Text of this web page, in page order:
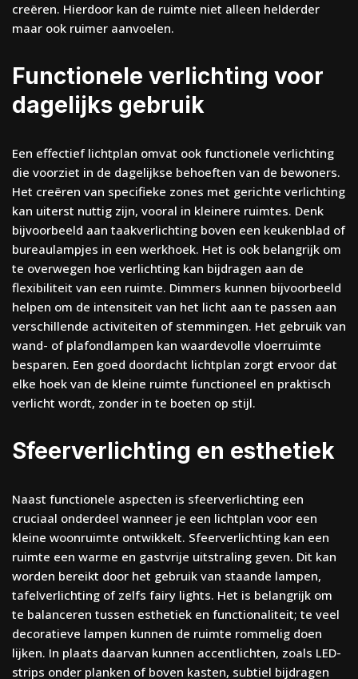
creëren. Hierdoor kan de ruimte niet alleen helderder
maar ook ruimer aanvoelen.
Functionele verlichting voor
dagelijks gebruik
Een effectief lichtplan omvat ook functionele verlichting
die voorziet in de dagelijkse behoeften van de bewoners.
Het creëren van specifieke zones met gerichte verlichting
kan uiterst nuttig zijn, vooral in kleinere ruimtes. Denk
bijvoorbeeld aan taakverlichting boven een keukenblad of
bureaulampjes in een werkhoek. Het is ook belangrijk om
te overwegen hoe verlichting kan bijdragen aan de
flexibiliteit van een ruimte. Dimmers kunnen bijvoorbeeld
helpen om de intensiteit van het licht aan te passen aan
verschillende activiteiten of stemmingen. Het gebruik van
wand- of plafondlampen kan waardevolle vloerruimte
besparen. Een goed doordacht lichtplan zorgt ervoor dat
elke hoek van de kleine ruimte functioneel en praktisch
verlicht wordt, zonder in te boeten op stijl.
Sfeerverlichting en esthetiek
Naast functionele aspecten is sfeerverlichting een
cruciaal onderdeel wanneer je een lichtplan voor een
kleine woonruimte ontwikkelt. Sfeerverlichting kan een
ruimte een warme en gastvrije uitstraling geven. Dit kan
worden bereikt door het gebruik van staande lampen,
tafelverlichting of zelfs fairy lights. Het is belangrijk om
te balanceren tussen esthetiek en functionaliteit; te veel
decoratieve lampen kunnen de ruimte rommelig doen
lijken. In plaats daarvan kunnen accentlichten, zoals LED-
strips onder planken of boven kasten, subtiel bijdragen